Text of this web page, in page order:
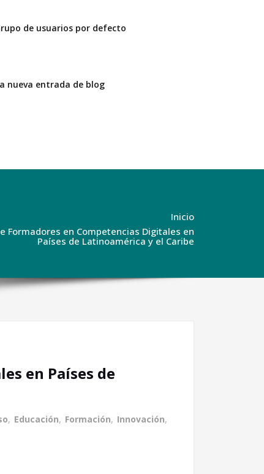
DIGITALES.
de usuarios por defecto
nueva entrada de blog
Inicio
Formadores en Competencias Digitales en
Países de Latinoamérica y el Caribe
en Países de
, Educación, Formación, Innovación,